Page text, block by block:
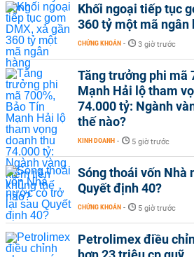
Khối ngoại tiếp tục
360 tỷ một mã ngân
CHỨNG KHOÁN - 3 giờ trước
Tăng trưởng phi mã
Mạnh Hải lộ tham
74.000 tỷ: Ngành
thế nào?
KINH DOANH - 5 giờ trước
Sóng thoái vốn Nhà
Quyết định 40?
CHỨNG KHOÁN - 5 giờ trước
Petrolimex điều